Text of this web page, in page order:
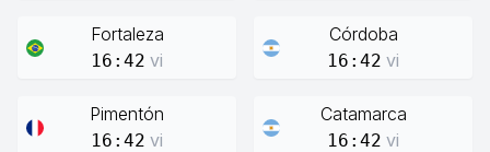
Fortaleza
16:42 vi
Córdoba
16:42 vi
Pimentón
16:42 vi
Catamarca
16:42 vi